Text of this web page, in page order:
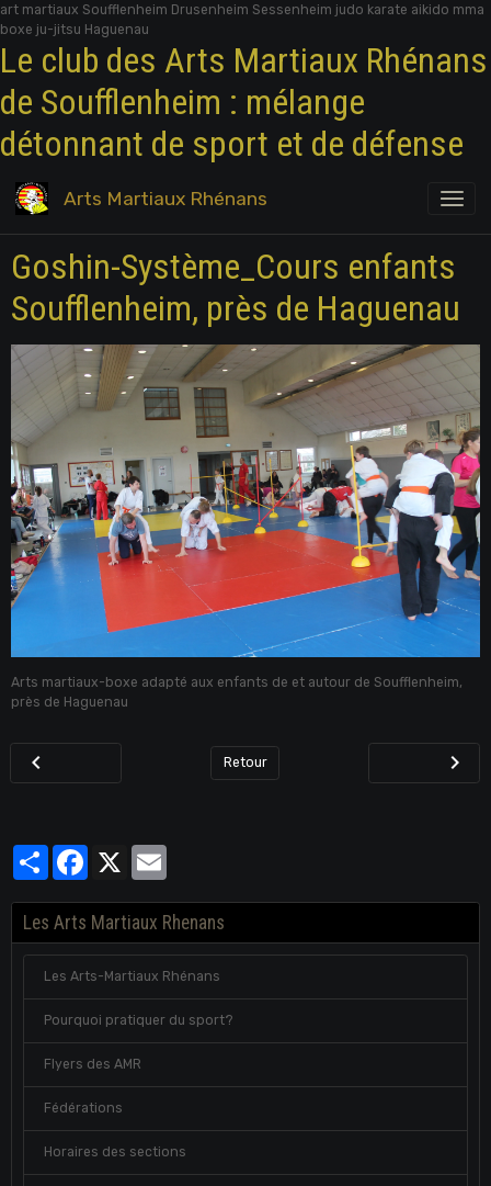
art martiaux Soufflenheim Drusenheim Sessenheim judo karate aikido mma
boxe ju-jitsu Haguenau
Le club des Arts Martiaux Rhénans
de Soufflenheim : mélange
détonnant de sport et de défense
Arts Martiaux Rhénans
Goshin-Système_Cours enfants
Soufflenheim, près de Haguenau
Arts martiaux-boxe adapté aux enfants de et autour de Soufflenheim,
près de Haguenau
Retour
PartagerFacebook
X
Les Arts Martiaux Rhenans
Les Arts-Martiaux Rhénans
Pourquoi pratiquer du sport?
Flyers des AMR
Fédérations
Horaires des sections